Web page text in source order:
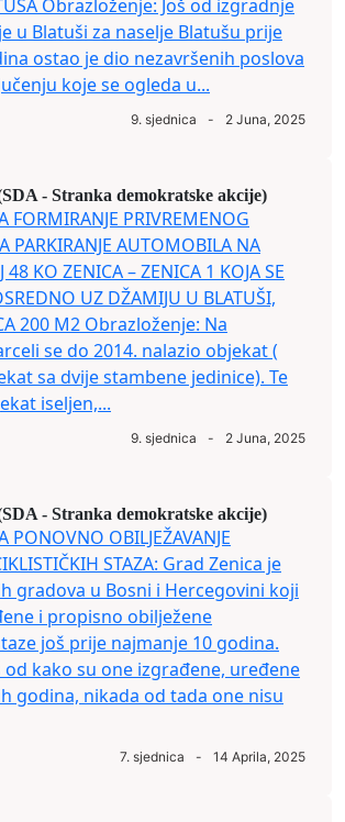
Obrazloženje: Još od izgradnje
u Blatuši za naselje Blatušu prije
ostao je dio nezavršenih poslova
koje se ogleda u...
9. sjednica - 2 Juna, 2025
- Stranka demokratske akcije)
FORMIRANJE PRIVREMENOG
PARKIRANJE AUTOMOBILA NA
48 KO ZENICA – ZENICA 1 KOJA SE
UZ DŽAMIJU U BLATUŠI,
200 M2 Obrazloženje: Na
se do 2014. nalazio objekat (
sa dvije stambene jedinice). Te
iseljen,...
9. sjednica - 2 Juna, 2025
- Stranka demokratske akcije)
PONOVNO OBILJEŽAVANJE
STAZA: Grad Zenica je
gradova u Bosni i Hercegovini koji
i propisno obilježene
još prije najmanje 10 godina.
kako su one izgrađene, uređene
godina, nikada od tada one nisu
7. sjednica - 14 Aprila, 2025